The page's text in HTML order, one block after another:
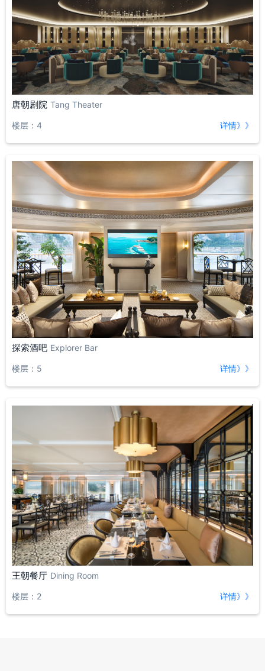
唐朝剧院 Tang Theater
楼层：4 详情》》
探索酒吧 Explorer Bar
楼层：5 详情》》
王朝餐厅 Dining Room
楼层：2 详情》》